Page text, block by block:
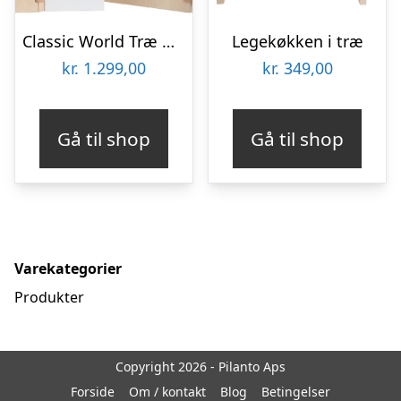
Classic World Træ Mit lille hjem legekøkken/legehjørne til børn
kr. 1.299,00
Gå til shop
Legekøkken i træ
kr. 349,00
Gå til shop
Varekategorier
Produkter
Copyright 2026 - Pilanto Aps
Forside
Om / kontakt Blog Betingelser